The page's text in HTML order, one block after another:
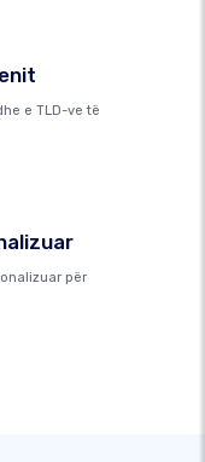
e TLD-ve të
për